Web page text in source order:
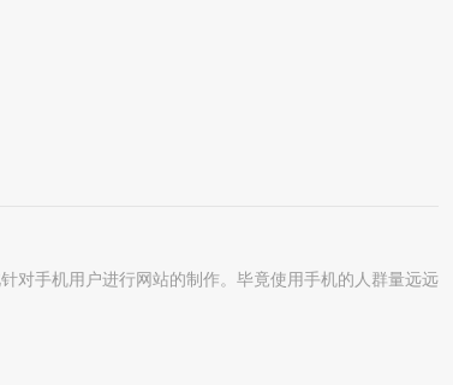
对手机用户进行网站的制作。毕竟使用手机的人群量远远